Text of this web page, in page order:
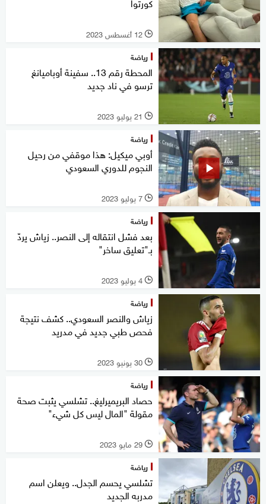
l 12 أغسطس 2023
رياضة
المحطة رقم 13.. سفينة أوباميانغ
ترسو في ناد جديد
l 21 يوليو 2023
رياضة
أوبي ميكيل: هذا موقفي من رحيل
النجوم للدوري السعودي
l 7 يوليو 2023
رياضة
بعد فشل انتقاله إلى النصر.. زياش يردّ
بـ"تعليق ساخر"
l 4 يوليو 2023
رياضة
زياش والنصر السعودي.. كشف نتيجة
فحص طبي جديد في مدريد
l 30 يونيو 2023
رياضة
حصاد البريميرليغ.. تشلسي يثبت صحة
مقولة "المال ليس كل شيء"
l 29 مايو 2023
رياضة
تشلسي يحسم الجدل.. ويعلن اسم
مدربه الجديد